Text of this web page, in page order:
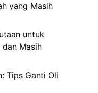
yang Masih
untuk
Masih
Tips Ganti Oli